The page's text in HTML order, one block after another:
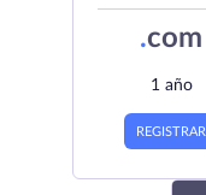
.com
1 año
REGISTRAR